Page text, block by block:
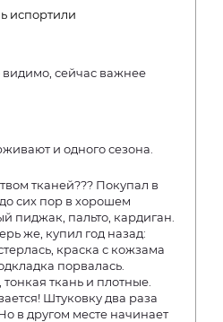
испортили
сейчас важнее
и одного сезона.
Покупал в
сих пор в хорошем
краска с кожзама
порвалась.
ткань и плотные.
два раза
в другом месте начинает